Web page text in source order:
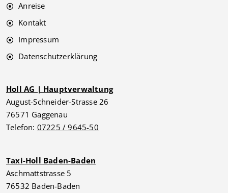
Anreise
Kontakt
Impressum
Datenschutzerklärung
Holl AG | Hauptverwaltung
August-Schneider-Strasse 26
76571 Gaggenau
Telefon: 07225 / 9645-50
Taxi-Holl Baden-Baden
Aschmattstrasse 5
76532 Baden-Baden